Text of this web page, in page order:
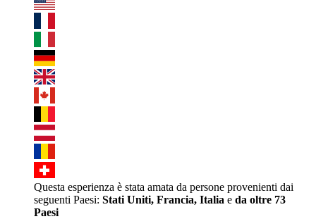
Questa esperienza è stata amata da persone provenienti dai
seguenti Paesi: Stati Uniti, Francia, Italia e da oltre 73
Paesi